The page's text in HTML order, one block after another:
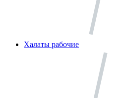
Халаты рабочие